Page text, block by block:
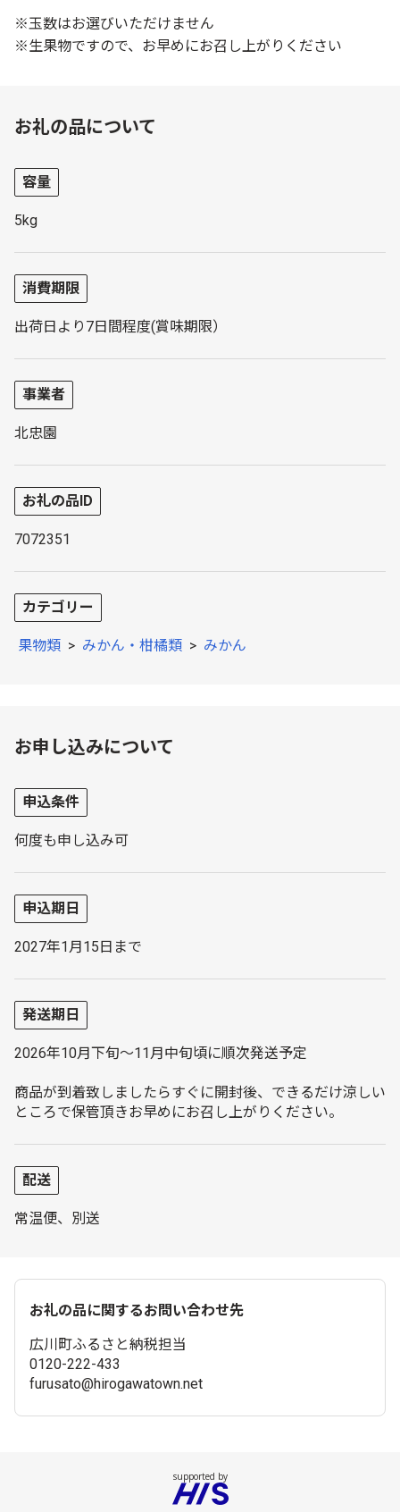
※玉数はお選びいただけません
※生果物ですので、お早めにお召し上がりください
お礼の品について
容量
5kg
消費期限
出荷日より7日間程度(賞味期限）
事業者
北忠園
お礼の品ID
7072351
カテゴリー
果物類 > みかん・柑橘類 > みかん
お申し込みについて
申込条件
何度も申し込み可
申込期日
2027年1月15日まで
発送期日
2026年10月下旬～11月中旬頃に順次発送予定
商品が到着致しましたらすぐに開封後、できるだけ涼しい
ところで保管頂きお早めにお召し上がりください。
配送
常温便、別送
お礼の品に関するお問い合わせ先
広川町ふるさと納税担当
0120-222-433
furusato@hirogawatown.net